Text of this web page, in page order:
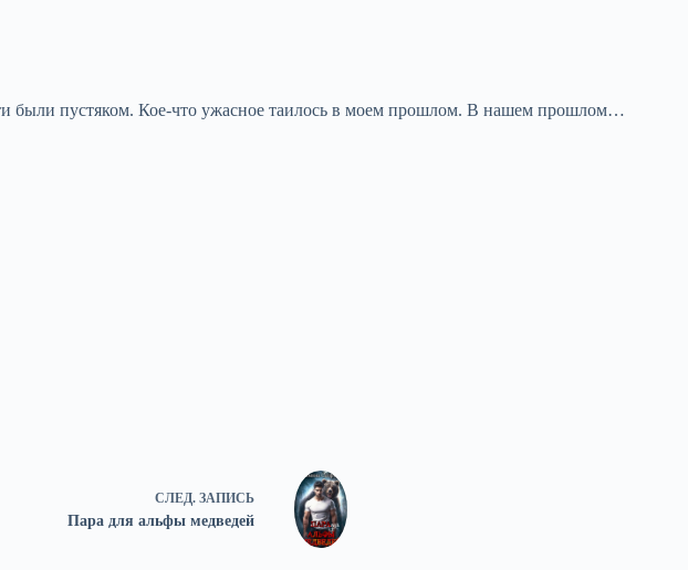
были пустяком. Кое-что ужасное таилось в моем прошлом. В нашем прошлом…
СЛЕД. ЗАПИСЬ
Пара для альфы медведей